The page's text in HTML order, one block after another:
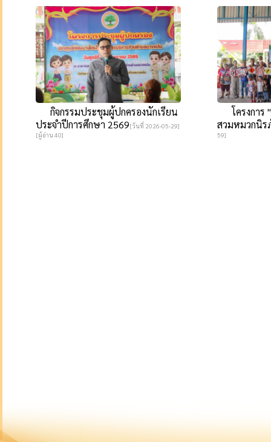
กิจกรรมประชุมผู้ปกครองนักเรียน
ประจำปีการศึกษา 2569[วันที่ 2026-05-29]
[ผู้อ่าน 40]
โครงการ
สวมหมวกนิ
59]